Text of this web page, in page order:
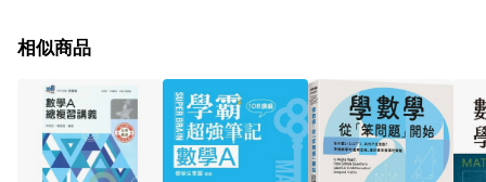
台灣樂天市場，並在同一瀏覽器於24小時內結帳，才享有 LINE
市場 45 天內完成訂單出貨及結帳，則不符合贈點資格。 (4) 如
使用APP、或中途瀏覽比價網、回饋網、Google等其他網頁、或
由網頁版(電腦版/手機版網頁)切換為App都將會造成追蹤中斷而
無法進行 LINE POINTS 回饋。 (5) LINE 購物為購物資訊整合性
平台，商品資料更新會有時間差，如顯示之商品規格、顏色、價
相似商品